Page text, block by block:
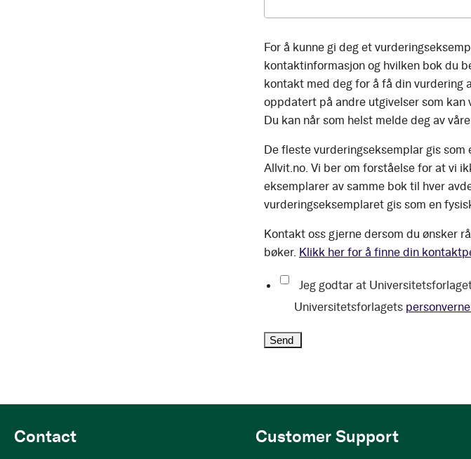
For å kunne gi deg et
kontaktinformasjon og hvilken bok du
kontakt med deg for å få din vurdering
oppdatert på andre utgivelser som kan
Du kan når som helst melde deg av
De fleste vurderingseksemplar gis
Allvit.no. Vi ber om forståelse for at vi
eksemplarer av samme bok til hver
vurderingseksemplaret gis som en
Kontakt oss gjerne dersom du ønsker
bøker. Klikk her for å finne din
Jeg godtar at
Universitetsforlagets
Contact Customer Support